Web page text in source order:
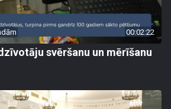
00:02:22
svēršanu un mērīšanu